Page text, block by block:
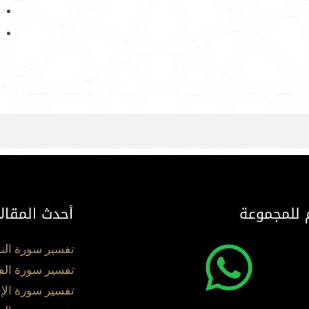
للمجموعة أحدث
تفسير سورة
تفسير سورة
تفسير سورة